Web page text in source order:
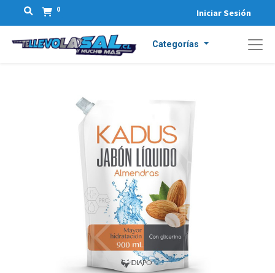
0 Iniciar Sesión
Categorías